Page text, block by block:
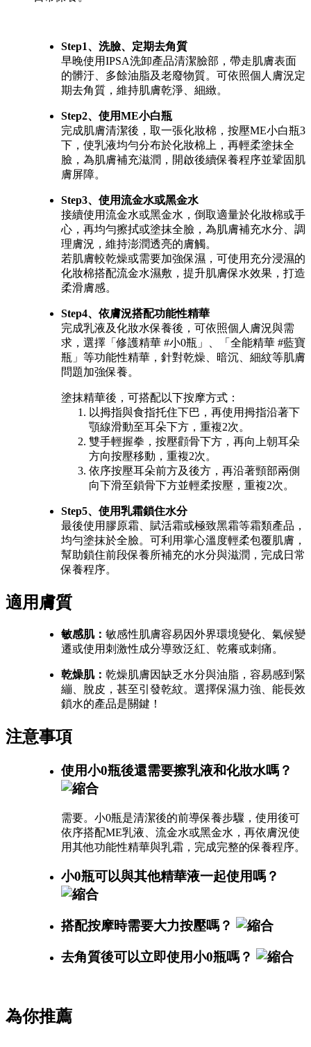
Step1、洗臉、定期去角質
早晚使用IPSA洗卸產品清潔臉部，帶走肌膚表面
的髒汙、多餘油脂及老廢物質。可依照個人膚況定
期去角質，維持肌膚乾淨、細緻。
Step2、使用ME小白瓶
完成肌膚清潔後，取一張化妝棉，按壓ME小白瓶3
下，使乳液均勻分布於化妝棉上，再輕柔塗抹全
臉，為肌膚補充滋潤，開啟後續保養程序並鞏固肌
膚屏障。
Step3、使用流金水或黑金水
接續使用流金水或黑金水，倒取適量於化妝棉或手
心，再均勻擦拭或塗抹全臉，為肌膚補充水分、調
理膚況，維持澎潤透亮的膚觸。
若肌膚較乾燥或需要加強保濕，可使用充分浸濕的
化妝棉搭配流金水濕敷，提升肌膚保水效果，打造
柔滑膚感。
Step4、依膚況搭配功能性精華
完成乳液及化妝水保養後，可依照個人膚況與需
求，選擇「修護精華 #小0瓶」、「全能精華 #藍寶
瓶」等功能性精華，針對乾燥、暗沉、細紋等肌膚
問題加強保養。
塗抹精華後，可搭配以下按摩方式：
以拇指與食指托住下巴，再使用拇指沿著下
顎線滑動至耳朵下方，重複2次。
雙手輕握拳，按壓顴骨下方，再向上朝耳朵
方向按壓移動，重複2次。
依序按壓耳朵前方及後方，再沿著頸部兩側
向下滑至鎖骨下方並輕柔按壓，重複2次。
Step5、使用乳霜鎖住水分
最後使用膠原霜、賦活霜或極致黑霜等霜類產品，
均勻塗抹於全臉。可利用掌心溫度輕柔包覆肌膚，
幫助鎖住前段保養所補充的水分與滋潤，完成日常
保養程序。
適用膚質
敏感肌： 敏感性肌膚容易因外界環境變化、氣候變
遷或使用刺激性成分導致泛紅、乾癢或刺痛。
乾燥肌： 乾燥肌膚因缺乏水分與油脂，容易感到緊
繃、脫皮，甚至引發乾紋。選擇保濕力強、能長效
鎖水的產品是關鍵！
注意事項
使用小0瓶後還需要擦乳液和化妝水嗎？
需要。小0瓶是清潔後的前導保養步驟，使用後可
依序搭配ME乳液、流金水或黑金水，再依膚況使
用其他功能性精華與乳霜，完成完整的保養程序。
小0瓶可以與其他精華液一起使用嗎？
搭配按摩時需要大力按壓嗎？
去角質後可以立即使用小0瓶嗎？
為你推薦